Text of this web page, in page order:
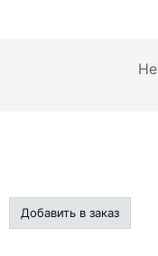
Добавить в заказ